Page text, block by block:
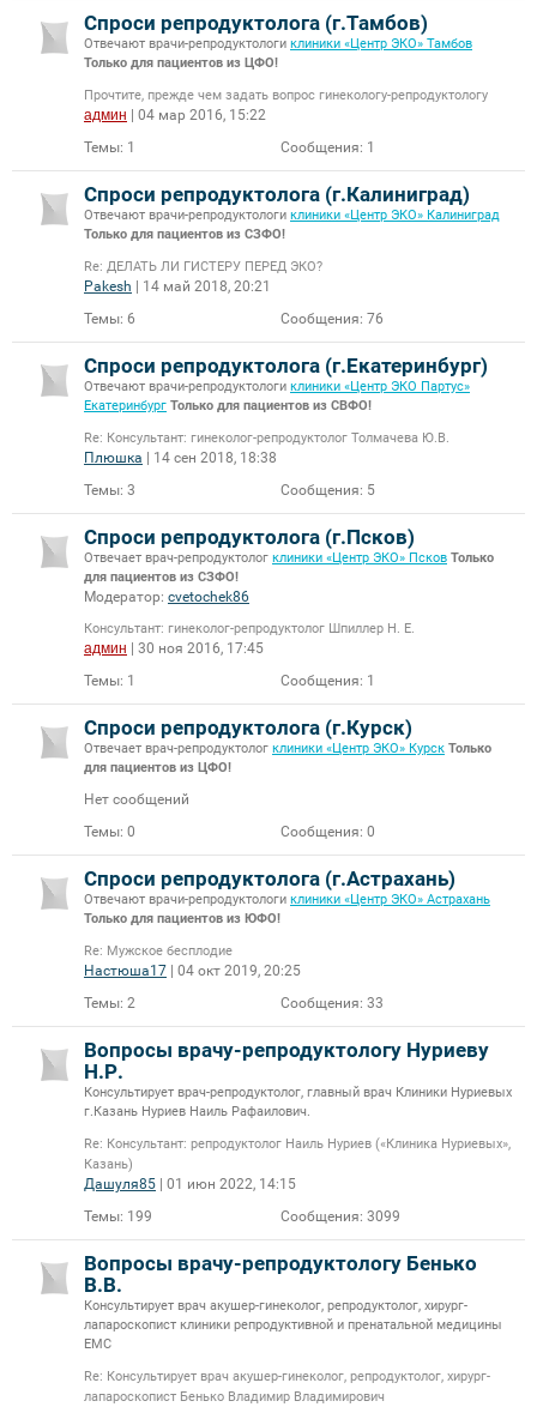
Спроси репродуктолога (г.Тамбов)
Отвечают врачи-репродуктологи клиники «Центр ЭКО» Тамбов
Только для пациентов из ЦФО!
Прочтите, прежде чем задать вопрос гинекологу-репродуктологу
админ | 04 мар 2016, 15:22
Темы: 1 Сообщения: 1
Спроси репродуктолога (г.Калиниград)
Отвечают врачи-репродуктологи клиники «Центр ЭКО» Калиниград
Только для пациентов из СЗФО!
Re: ДЕЛАТЬ ЛИ ГИСТЕРУ ПЕРЕД ЭКО?
Pakesh | 14 май 2018, 20:21
Темы: 6 Сообщения: 76
Спроси репродуктолога (г.Екатеринбург)
Отвечают врачи-репродуктологи клиники «Центр ЭКО Партус»
Екатеринбург Только для пациентов из СВФО!
Re: Консультант: гинеколог-репродуктолог Толмачева Ю.В.
Плюшка | 14 сен 2018, 18:38
Темы: 3 Сообщения: 5
Спроси репродуктолога (г.Псков)
Отвечает врач-репродуктолог клиники «Центр ЭКО» Псков Только
для пациентов из СЗФО!
Модератор: cvetochek86
Консультант: гинеколог-репродуктолог Шпиллер Н. Е.
админ | 30 ноя 2016, 17:45
Темы: 1 Сообщения: 1
Спроси репродуктолога (г.Курск)
Отвечает врач-репродуктолог клиники «Центр ЭКО» Курск Только
для пациентов из ЦФО!
Нет сообщений
Темы: 0 Сообщения: 0
Спроси репродуктолога (г.Астрахань)
Отвечают врачи-репродуктологи клиники «Центр ЭКО» Астрахань
Только для пациентов из ЮФО!
Re: Мужское бесплодие
Настюша17 | 04 окт 2019, 20:25
Темы: 2 Сообщения: 33
Вопросы врачу-репродуктологу Нуриеву
Н.Р.
Консультирует врач-репродуктолог, главный врач Клиники Нуриевых
г.Казань Нуриев Наиль Рафаилович.
Re: Консультант: репродуктолог Наиль Нуриев («Клиника Нуриевых»,
Казань)
Дашуля85 | 01 июн 2022, 14:15
Темы: 199 Сообщения: 3099
Вопросы врачу-репродуктологу Бенько
В.В.
Консультирует врач акушер-гинеколог, репродуктолог, хирург-
лапароскопист клиники репродуктивной и пренатальной медицины
ЕМС
Re: Консультирует врач акушер-гинеколог, репродуктолог, хирург-
лапароскопист Бенько Владимир Владимирович